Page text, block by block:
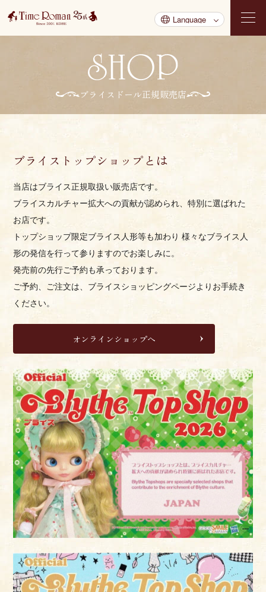
ブライスドール正規販売店
ブライストップショップとは
当店はブライス正規取扱い販売店です。
ブライスカルチャー拡大への貢献が認められ、特別に選ばれた
お店です。
トップショップ限定ブライス人形等も加わり 様々なブライス人
形の発信を行って参りますのでお楽しみに。
発売前の先行ご予約も承っております。
ご予約、ご注文は、ブライスショッピングページよりお手続き
ください。
オンラインショップへ